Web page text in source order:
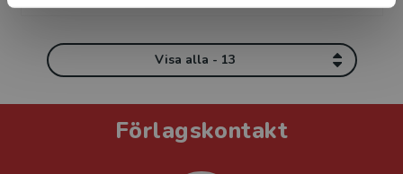
Visa alla - 13
Förlagskontakt